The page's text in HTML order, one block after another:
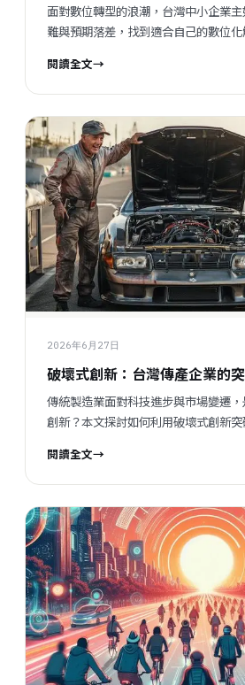
面對數位轉型的浪潮，台灣中小企業
難與預期落差，找到適合自己的數位
閱讀全文→
2026年6月27日
破壞式創新：台灣傳產企業的
傳統製造業面對科技進步與市場變遷
創新？本文探討如何利用破壞式創新
閱讀全文→